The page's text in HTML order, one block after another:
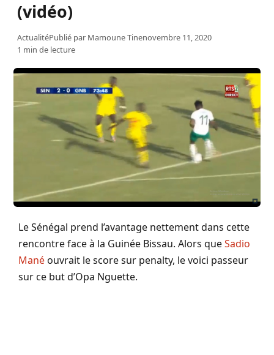
(vidéo)
ActualitéPublié par Mamoune Tinenovembre 11, 2020
1 min de lecture
Le Sénégal prend l’avantage nettement dans cette
rencontre face à la Guinée Bissau. Alors queSadio
Manéouvrait le score sur penalty, le voici passeur
sur ce but d’Opa Nguette.